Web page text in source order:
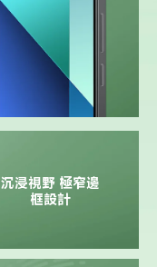
沉浸視野 極窄邊
框設計